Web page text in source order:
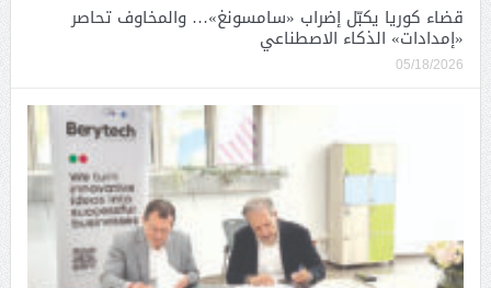
قضاء كوريا يكبّل إضراب «سامسونغ»… والمخاوف تحاصر
«إمدادات» الذكاء الاصطناعي
05/18/2026